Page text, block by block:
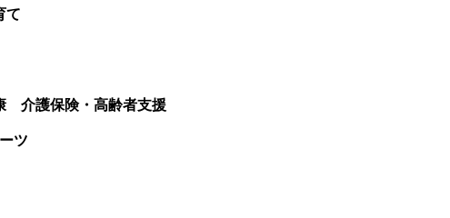
て
介護保険・高齢者支援
ツ